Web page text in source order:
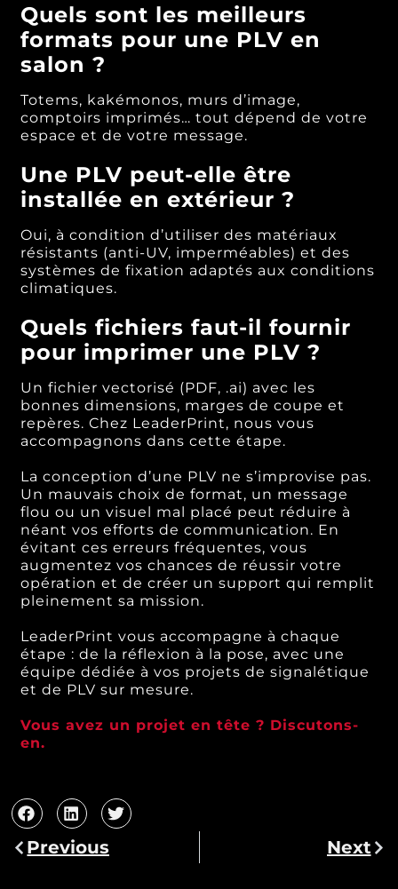
Quels sont les meilleurs
formats pour une PLV en
salon ?
Totems, kakémonos, murs d’image,
comptoirs imprimés… tout dépend de votre
espace et de votre message.
Une PLV peut-elle être
installée en extérieur ?
Oui, à condition d’utiliser des matériaux
résistants (anti-UV, imperméables) et des
systèmes de fixation adaptés aux conditions
climatiques.
Quels fichiers faut-il fournir
pour imprimer une PLV ?
Un fichier vectorisé (PDF, .ai) avec les
bonnes dimensions, marges de coupe et
repères. Chez LeaderPrint, nous vous
accompagnons dans cette étape.
La conception d’une PLV ne s’improvise pas.
Un mauvais choix de format, un message
flou ou un visuel mal placé peut réduire à
néant vos efforts de communication. En
évitant ces erreurs fréquentes, vous
augmentez vos chances de réussir votre
opération et de créer un support qui remplit
pleinement sa mission.
LeaderPrint vous accompagne à chaque
étape : de la réflexion à la pose, avec une
équipe dédiée à vos projets de signalétique
et de PLV sur mesure.
Vous avez un projet en tête ? Discutons-
en.
Previous Next